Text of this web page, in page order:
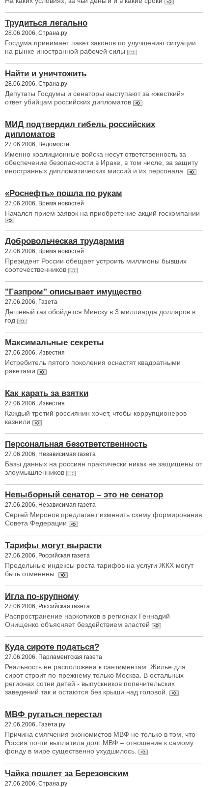
Трудиться легально
28.06.2006, Страна.ру
Госдума принимает пакет законов по улучшению ситуации
на рынке иностранной рабочей силы
Найти и уничтожить
28.06.2006, Страна.ру
Депутаты Госдумы и сенаторы выступают за «жесткий»
ответ убийцам российских дипломатов
МИД подтвердил гибель российских
дипломатов
27.06.2006, Ведомости
Именно коалиционные войска несут ответственность за
обеспечение безопасности в Ираке, в том числе, за защиту
иностранных дипломатических миссий и их персонала.
«Роснефть» пошла по рукам
27.06.2006, Время новостей
Начался прием заявок на приобретение акций госкомпании
Добровольческая трудармия
27.06.2006, Время новостей
Президент России обещает устроить миллионы бывших
соотечественников
"Газпром" описывает имущество
27.06.2006, Газета
Дешевый газ обойдется Минску в 3 миллиарда долларов в
год
Максимальные секреты
27.06.2006, Известия
Истребитель пятого поколения оснастят квадратными
ракетами
Как карать за взятки
27.06.2006, Известия
Каждый третий россиянин хочет, чтобы коррупционеров
казнили
Персональная безответственность
27.06.2006, Независимая газета
Базы данных на россиян практически никак не защищены от
злоумышленников
Невыборный сенатор – это не сенатор
27.06.2006, Независимая газета
Сергей Миронов предлагает изменить схему формирования
Совета Федерации
Тарифы могут вырасти
27.06.2006, Российская газета
Предельные индексы роста тарифов на услуги ЖКХ могут
быть отменены.
Игла по-крупному
27.06.2006, Российская газета
Распространение наркотиков в регионах Геннадий
Онищенко объясняет бездействием властей
Куда сироте податься?
27.06.2006, Парламентская газета
Реальность не расположена к сантиментам. Жилье для
сирот строит по-прежнему только Москва. В остальных
регионах сотни детей - выпускников попечительских
заведений так и остаются без крыши над головой.
МВФ ругаться перестал
27.06.2006, Газета.ру
Причина смягчения экономистов МВФ не только в том, что
Россия почти выплатила долг МВФ – отношение к самому
фонду в мире существенно ухудшилось.
Чайка пошлет за Березовским
27.06.2006, Страна.ру